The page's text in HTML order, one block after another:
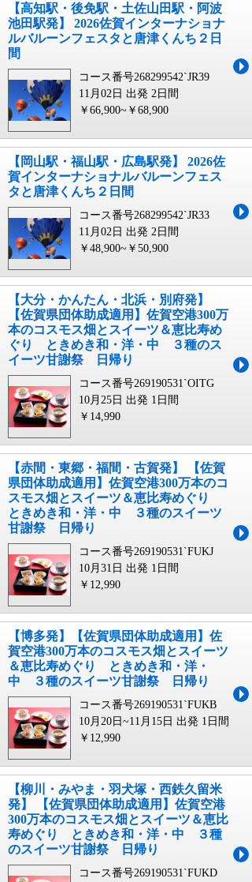
【高知駅・後免駅・土佐山田駅・阿波
池田駅発】 2026佐賀インターナショナ
ルバルーンフェスタと唐津くんち２日
間
コース番号268299542`JR39
11月02日 出発 2日間
￥66,900~￥68,900
【岡山駅・福山駅・広島駅発】 2026佐
賀インターナショナルバルーンフェス
タと唐津くんち２日間
コース番号268299542`JR33
11月02日 出発 2日間
￥48,900~￥50,900
【大分・かんたん・北浜・別府発】
【佐賀県団体助成適用】佐賀空港300万
本のコスモス畑とスイーツ＆恵比寿め
ぐり ときめき和・洋・中 ３種のス
イーツ甘謝祭 日帰り
コース番号269190531`OITG
10月25日 出発 1日間
￥14,990
【赤間・東郷・福間・古賀発】 【佐賀
県団体助成適用】佐賀空港300万本のコ
スモス畑とスイーツ＆恵比寿めぐり
ときめき和・洋・中 ３種のスイーツ
甘謝祭 日帰り
コース番号269190531`FUKJ
10月31日 出発 1日間
￥12,990
【博多発】【佐賀県団体助成適用】佐
賀空港300万本のコスモス畑とスイーツ
＆恵比寿めぐり ときめき和・洋・
中 ３種のスイーツ甘謝祭 日帰り
コース番号269190531`FUKB
10月20日~11月15日 出発 1日間
￥12,990
【柳川・みやま・羽犬塚・西鉄久留米
発】 【佐賀県団体助成適用】佐賀空港
300万本のコスモス畑とスイーツ＆恵比
寿めぐり ときめき和・洋・中 ３種
のスイーツ甘謝祭 日帰り
コース番号269190531`FUKD